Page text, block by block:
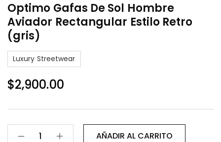
Optimo Gafas De Sol Hombre
Aviador Rectangular Estilo Retro
(gris)
Luxury Streetwear
$2,900.00
AÑADIR AL CARRITO